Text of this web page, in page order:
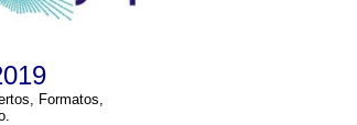
Formatos,